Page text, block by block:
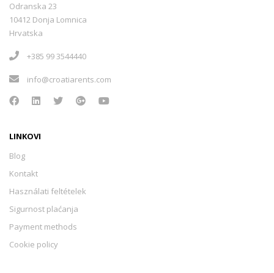
Odranska 23
10412 Donja Lomnica
Hrvatska
+385 99 3544440
info@croatiarents.com
LINKOVI
Blog
Kontakt
Használati feltételek
Sigurnost plaćanja
Payment methods
Cookie policy